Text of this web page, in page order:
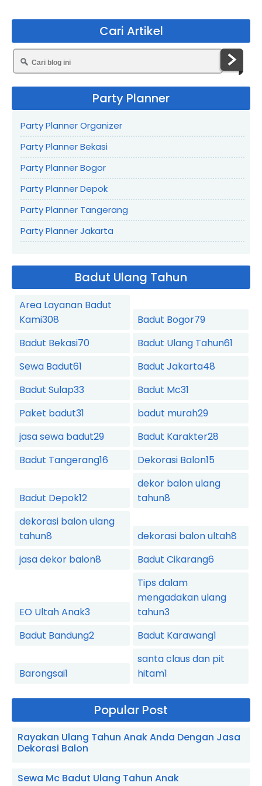
Cari Artikel
Party Planner
Party Planner Organizer
Party Planner Bekasi
Party Planner Bogor
Party Planner Depok
Party Planner Tangerang
Party Planner Jakarta
Badut Ulang Tahun
Area Layanan Badut
Kami308 Badut Bogor79
Badut Bekasi70 Badut Ulang Tahun61
Sewa Badut61 Badut Jakarta48
Badut Sulap33 Badut Mc31
Paket badut31 badut murah29
jasa sewa badut29 Badut Karakter28
Badut Tangerang16 Dekorasi Balon15
Badut Depok12
dekor balon ulang
tahun8
dekorasi balon ulang
tahun8 dekorasi balon ultah8
jasa dekor balon8 Badut Cikarang6
EO Ultah Anak3
Tips dalam
mengadakan ulang
tahun3
Badut Bandung2 Badut Karawang1
Barongsai1
santa claus dan pit
hitam1
Popular Post
Rayakan Ulang Tahun Anak Anda Dengan Jasa
Dekorasi Balon
Sewa Mc Badut Ulang Tahun Anak